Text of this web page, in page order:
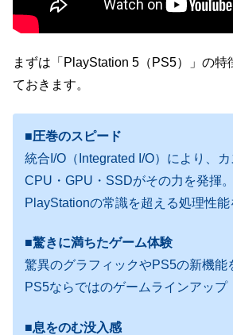
まずは「PlayStation 5（PS5）」の特
ておきます。
■圧巻のスピード
統合I/O（Integrated I/O）により、
CPU・GPU・SSDがその力を発揮
PlayStationの常識を超える処理性能
■驚きに満ちたゲーム体験
驚異のグラフィックやPS5の新機能
PS5ならではのゲームラインアップ
■息をのむ没入感